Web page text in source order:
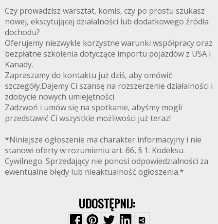
Czy prowadzisz warsztat, komis, czy po prostu szukasz
nowej, ekscytującej działalności lub dodatkowego źródła
dochodu?
Oferujemy niezwykle korzystne warunki współpracy oraz
bezpłatne szkolenia dotyczące importu pojazdów z USA i
Kanady.
Zapraszamy do kontaktu już dziś, aby omówić
szczegóły.Dajemy Ci szansę na rozszerzenie działalności i
zdobycie nowych umiejętności.
Zadzwoń i umów się na spotkanie, abyśmy mogli
przedstawić Ci wszystkie możliwości już teraz!
*Niniejsze ogłoszenie ma charakter informacyjny i nie
stanowi oferty w rozumieniu art. 66, § 1. Kodeksu
Cywilnego. Sprzedający nie ponosi odpowiedzialności za
ewentualne błędy lub nieaktualność ogłoszenia.*
UDOSTĘPNIJ: